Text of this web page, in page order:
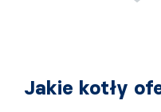
Jakie kotły